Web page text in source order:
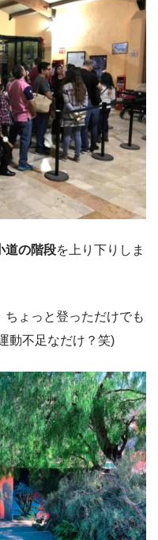
道の階段を上り下りしま
ょっと登っただけでも
動不足なだけ？笑)